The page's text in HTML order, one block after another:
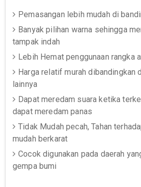
Pemasangan lebih mudah di
Banyak pilihan warna sehingga
tampak indah
Lebih Hemat penggunaan rangka
Harga relatif murah dibandingkan
lainnya
Dapat meredam suara ketika
dapat meredam panas
Tidak Mudah pecah, Tahan
mudah berkarat
Cocok digunakan pada daerah
gempa bumi